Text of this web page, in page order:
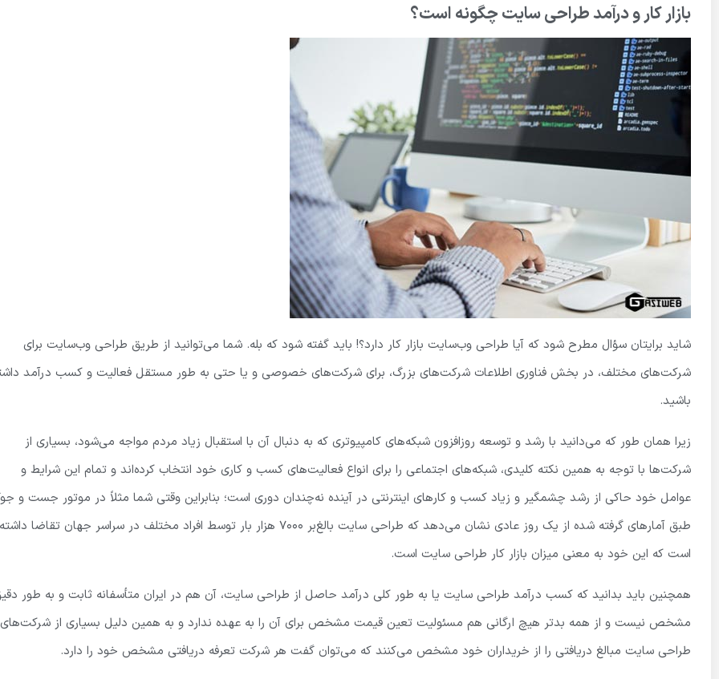
بازار کار و درآمد طراحی سایت چگونه است؟
شاید برایتان سؤال مطرح شود که آیا طراحی وب‌سایت بازار کار دارد؟! باید گفته شود که بله. شما می‌توانید از طریق طراحی وب‌سایت برای
شرکت‌های مختلف، در بخش فناوری اطلاعات شرکت‌های بزرگ، برای شرکت‌های خصوصی و یا حتی به طور مستقل فعالیت و کسب درآمد
باشید.
زیرا همان طور که می‌دانید با رشد و توسعه روزافزون شبکه‌های کامپیوتری که به دنبال آن با استقبال زیاد مردم مواجه می‌شود، بسیاری از
شرکت‌ها با توجه به همین نکته کلیدی، شبکه‌های اجتماعی را برای انواع فعالیت‌های کسب و کاری خود انتخاب کرده‌اند و تمام این شرایط و
عوامل خود حاکی از رشد چشمگیر و زیاد کسب و کارهای اینترنتی در آینده نه‌چندان دوری است؛ بنابراین وقتی شما مثلاً در موتور جست و
طبق آمارهای گرفته شده از یک روز عادی نشان می‌دهد که طراحی سایت بالغ‌بر ۷۰۰۰ هزار بار توسط افراد مختلف در سراسر جهان تقاضا داشته
است که این خود به معنی میزان بازار کار طراحی سایت است.
همچنین باید بدانید که کسب درآمد طراحی سایت یا به طور کلی درآمد حاصل از طراحی سایت، آن هم در ایران متأسفانه ثابت و به طور
مشخص نیست و از همه بدتر هیچ ارگانی هم مسئولیت تعین قیمت مشخص برای آن را به عهده ندارد و به همین دلیل بسیاری از شرکت‌های
طراحی سایت مبالغ دریافتی را از خریداران خود مشخص می‌کنند که می‌توان گفت هر شرکت تعرفه دریافتی مشخص خود را دارد.